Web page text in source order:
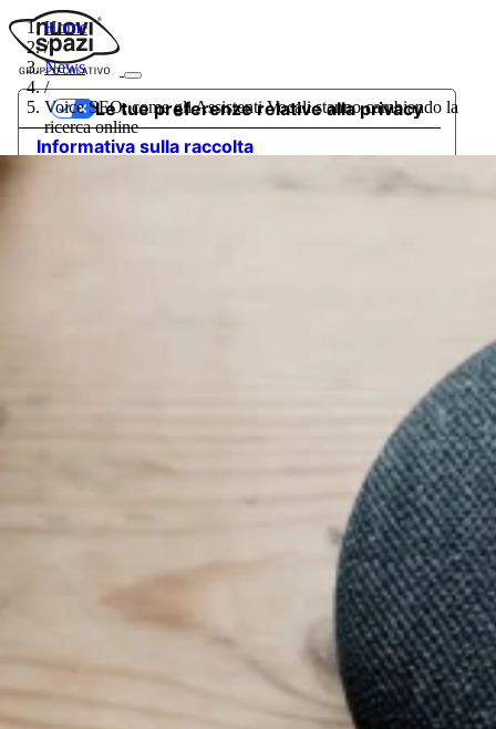
Home
/
News
/
Voice SEO: come gli Assistenti Vocali stanno cambiando la
ricerca online
Informativa sulla raccolta
Le tue preferenze relative alla privacy